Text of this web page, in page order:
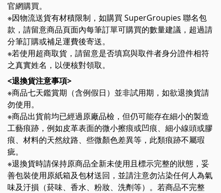
官網購買。
※因物流送貨有材積限制，如購買 SuperGroupies 聯名包
款，請留意商品頁面內每筆訂單可購買的數量建議，超過請
分筆訂購或補足運費後寄送。
※若使用超商取貨，請留意是否填寫與取件者身分證件相符
之真實姓名，以便核對領取。
<退換貨注意事項>
※商品七天鑑賞期（含例假日）並非試用期，如欲退換貨請
勿使用。
※商品出貨前均已經過原廠品檢，但仍可能存在細小的製造
工藝痕跡，例如皮革表面的微小擦痕或凹痕、細小線頭或膠
痕、材料的天然紋路、些微顏色差異等，此類痕跡不屬瑕
疵。
※退換貨時請保持原商品全新未使用且標示完整的狀態，妥
善包裝使用原紙箱及包材送回，並請注意勿沾染任何人為氣
味及汙損（菸味、香水、粉妝、洗劑等）。若商品不完整